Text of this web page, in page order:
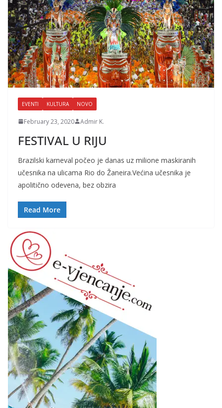
EVENTI KULTURA NOVO
February 23, 2020 Admir K.
FESTIVAL U RIJU
Brazilski karneval počeo je danas uz milione maskiranih
učesnika na ulicama Rio do Žaneira.Većina učesnika je
apolitično odevena, bez obzira
Read More